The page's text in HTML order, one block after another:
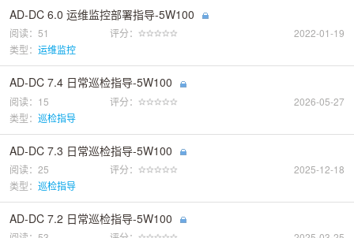
AD-DC 6.0 运维监控部署指导-5W100
阅读：51 评分：
2022-01-19
类型： 运维监控
AD-DC 7.4 日常巡检指导-5W100
阅读：15 评分：
2026-05-27
类型： 巡检指导
AD-DC 7.3 日常巡检指导-5W100
阅读：25 评分：
2025-12-18
类型： 巡检指导
AD-DC 7.2 日常巡检指导-5W100